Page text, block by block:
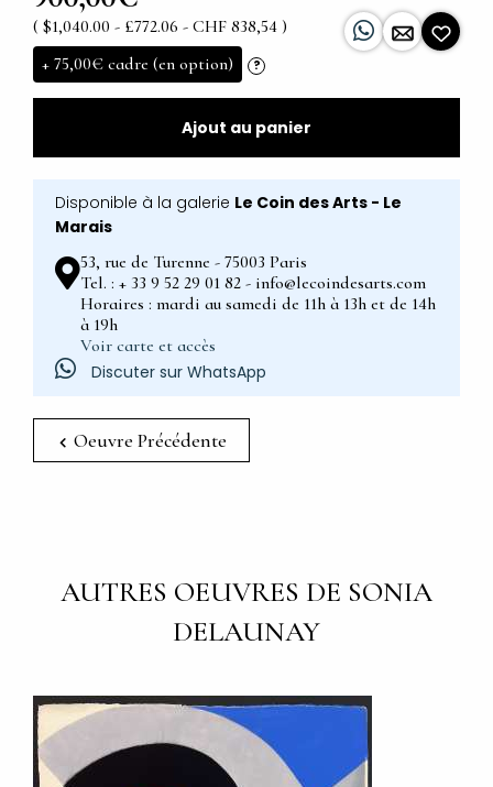
( $1,040.00 - £772.06 - CHF 838,54 )
+ 75,00€ cadre (en option) ?
Ajout au panier
Disponible à la galerie Le Coin des Arts - Le
Marais
53, rue de Turenne - 75003 Paris
Tel. : + 33 9 52 29 01 82 - info@lecoindesarts.com
Horaires : mardi au samedi de 11h à 13h et de 14h
à 19h
Voir carte et accès
Discuter sur WhatsApp
Oeuvre Précédente
AUTRES OEUVRES DE SONIA
DELAUNAY